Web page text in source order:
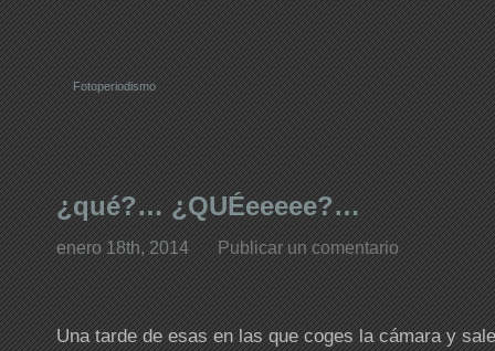
Fotoperiodismo
¿qué?… ¿QUÉeeeee?…
enero 18th, 2014 Publicar un comentario
Una tarde de esas en las que coges la cámara y